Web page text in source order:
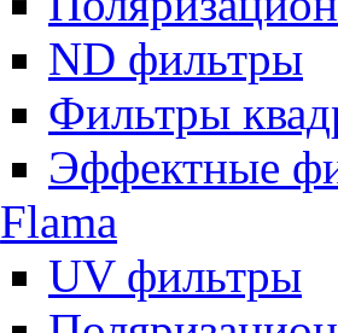
ND фильтры
Фильтры
Эффектные
Flama
UV фильтры